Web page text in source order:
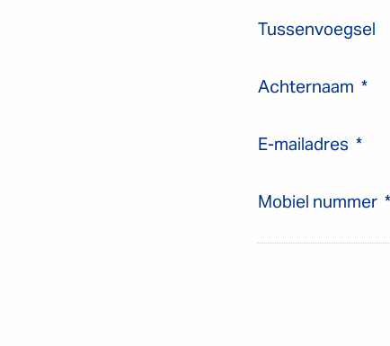
Tussenvoegsel
Achternaam *
E-mailadres *
Mobiel nummer *